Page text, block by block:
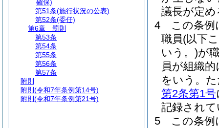
議長が定
4
この条例
職員(以下
いう。)が
員が組織
をいう。
第2条第1号
記録され
5
この条例
確保)
第51条(施行状況の公表)
第52条(委任)
第6章
罰則
第53条
第54条
第55条
第56条
第57条
附則
附則 (令和7年条例第14号)
附則 (令和7年条例第21号)